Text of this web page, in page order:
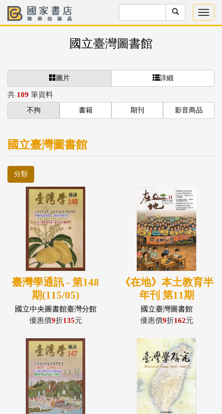
國立臺灣圖書館
圖片 詳細
共 109 筆資料
不拘 書籍 期刊 影音商品
國立臺灣圖書館
分類
臺灣學通訊 - 第148
期(115/05)
國立中央圖書館臺灣分館
優惠價9折135元
《在地》本土教育半
年刊 第11期
國立臺灣圖書館
優惠價9折162元